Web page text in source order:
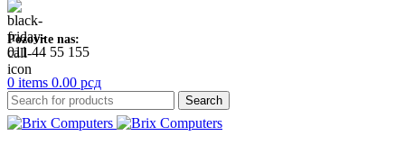
Pozovite nas:
011 44 55 155
0 items 0.00 рсд
Search